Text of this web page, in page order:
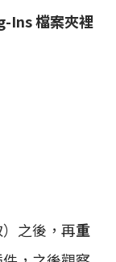
Ins 檔案夾裡
之後，再重